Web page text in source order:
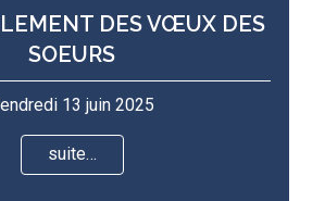
DES VŒUX DES
SOEURS
13 juin 2025
suite…